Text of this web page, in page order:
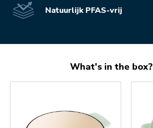
Natuurlijk PFAS-vrij
What's in the box?